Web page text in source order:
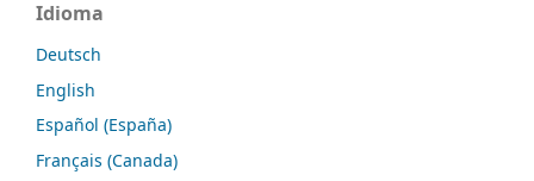
Idioma
Deutsch
English
Español (España)
Français (Canada)